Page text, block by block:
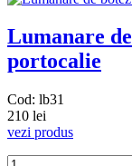
Lumanare
portocalie
Cod: lb31
210 lei
vezi produs